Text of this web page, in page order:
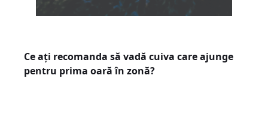
Ce ați recomanda să vadă cuiva care ajunge
pentru prima oară în zonă?